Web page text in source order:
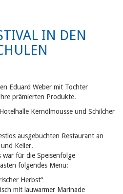
IN DEN
Eduard Weber mit Tochter
prämierten Produkte.
Kernölmousse und Schilcher
ausgebuchten Restaurant an
Keller.
war für die Speisenfolge
folgendes Menü:
Herbst“
mit lauwarmer Marinade